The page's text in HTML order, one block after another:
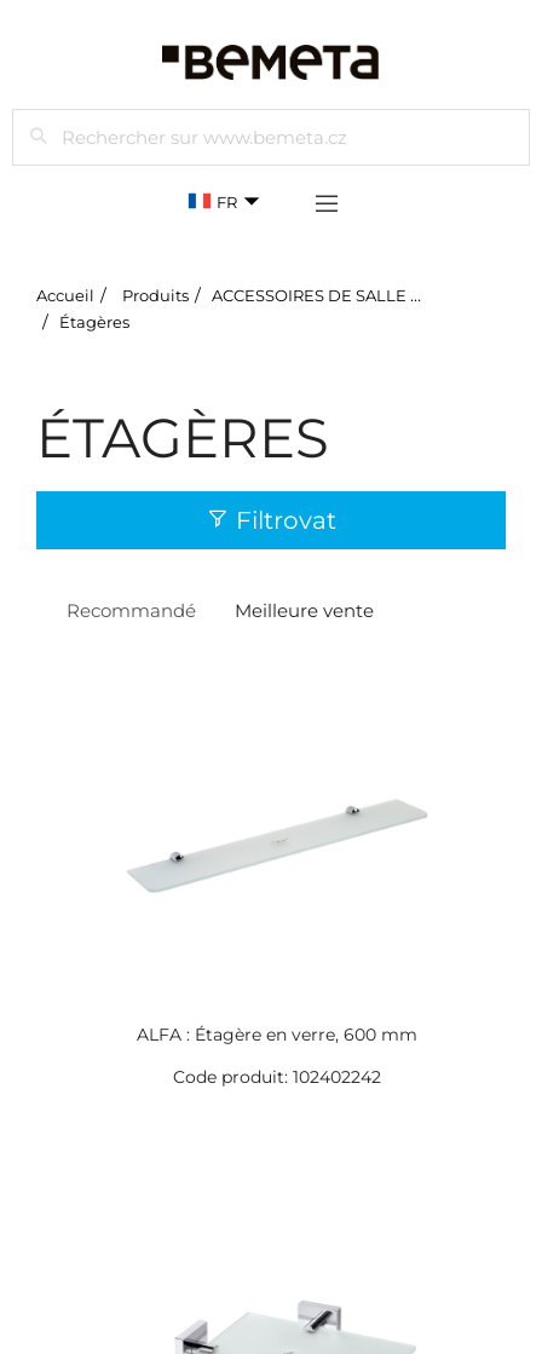
Rechercher
FR
Accueil Produits
ACCESSOIRES DE SALLE DE BAIN
Étagères
ÉTAGÈRES
Filtrovat
Recommandé Meilleure vente
ALFA : Étagère en verre, 600 mm
Code produit: 102402242